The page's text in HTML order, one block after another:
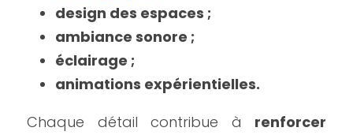
design des espaces ;
ambiance sonore ;
éclairage ;
animations expérientielles.
Chaque détail contribue à renforcer